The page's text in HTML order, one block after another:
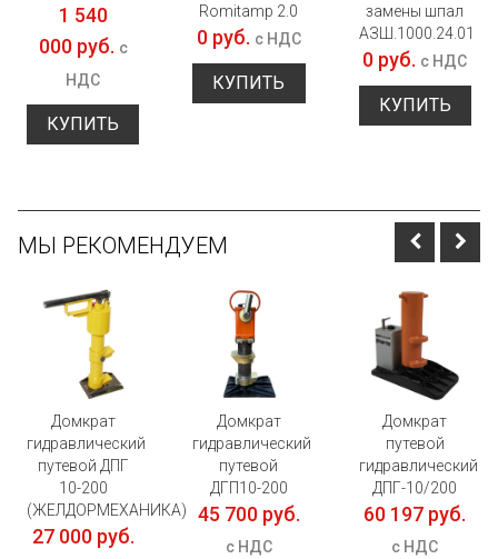
1 540
000 руб. с
НДС
КУПИТЬ
Romitamp 2.0
0 руб. с НДС
КУПИТЬ
замены шпал
АЗШ.1000.24.01
0 руб. с НДС
КУПИТЬ
МЫ РЕКОМЕНДУЕМ
Домкрат
гидравлический
путевой ДПГ
10-200
(ЖЕЛДОРМЕХАНИКА)
27 000 руб.
Домкрат
гидравлический
путевой
ДГП10-200
45 700 руб.
с НДС
Домкрат
путевой
гидравлический
ДПГ-10/200
60 197 руб.
с НДС